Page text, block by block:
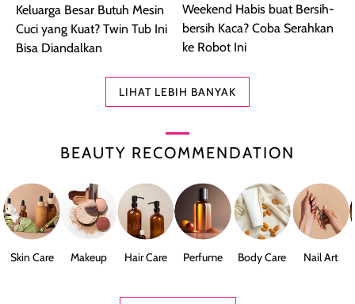
Keluarga Besar Butuh Mesin
Cuci yang Kuat? Twin Tub Ini
Bisa Diandalkan
Weekend Habis buat Bersih-
bersih Kaca? Coba Serahkan
ke Robot Ini
LIHAT LEBIH BANYAK
BEAUTY RECOMMENDATION
Skin Care Makeup Hair Care Perfume Body Care Nail Art